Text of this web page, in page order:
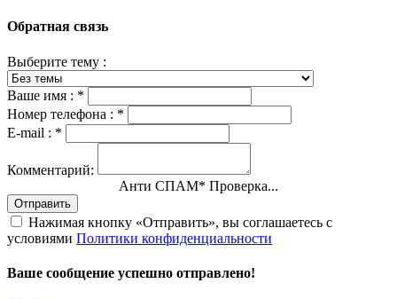
Обратная связь
Выберите тему :
Ваше имя : *
Номер телефона : *
E-mail : *
Комментарий:
Анти СПАМ* Проверка...
Отправить
Нажимая кнопку «Отправить», вы соглашаетесь с
условиями Политики конфиденциальности
Ваше сообщение успешно отправлено!